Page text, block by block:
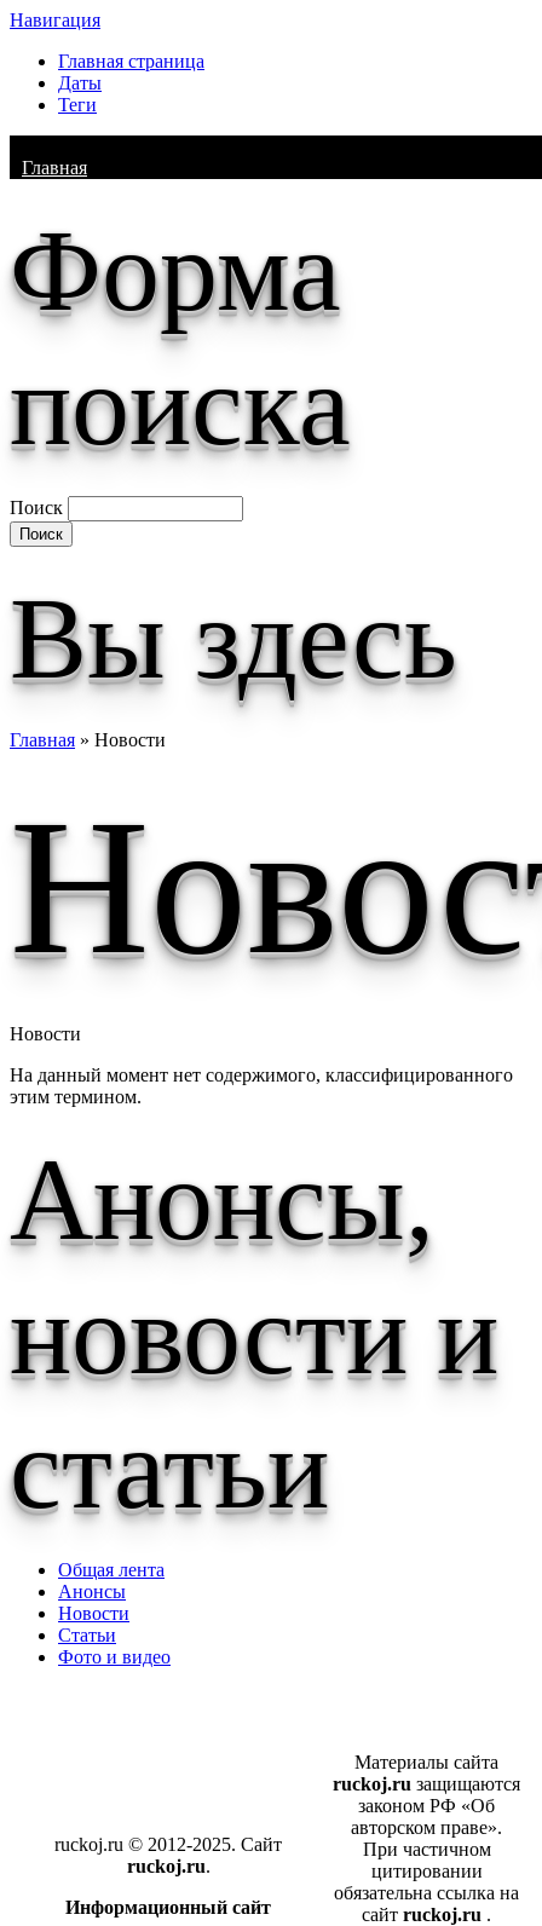
Навигация
Главная страница
Даты
Теги
Главная
Форма
поиска
Поиск
Вы здесь
Главная » Новости
Новости
На данный момент нет содержимого, классифицированного
этим термином.
Анонсы,
новости и
статьи
Общая лента
Анонсы
Новости
Статьи
Фото и видео
ruckoj.ru © 2012-2025. Сайт
ruckoj.ru.
Информационный сайт
Материалы сайта
ruckoj.ru защищаются
законом РФ «Об
авторском праве».
При частичном
цитировании
обязательна ссылка на
сайт ruckoj.ru .